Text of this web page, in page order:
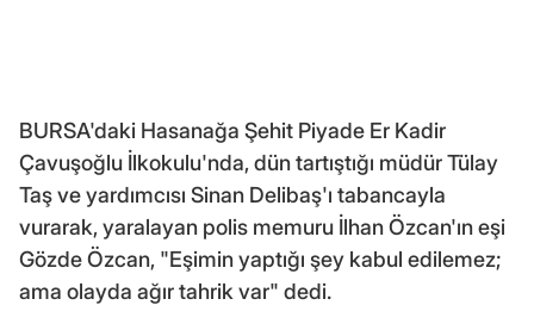
BURSA'daki Hasanağa Şehit Piyade Er Kadir
Çavuşoğlu İlkokulu'nda, dün tartıştığı müdür Tülay
Taş ve yardımcısı Sinan Delibaş'ı tabancayla
vurarak, yaralayan polis memuru İlhan Özcan'ın eşi
Gözde Özcan, "Eşimin yaptığı şey kabul edilemez;
ama olayda ağır tahrik var" dedi.